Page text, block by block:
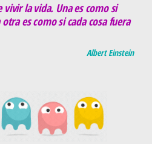
vivir la vida. Una es como si
es como si cada cosa fuera
Albert Einstein